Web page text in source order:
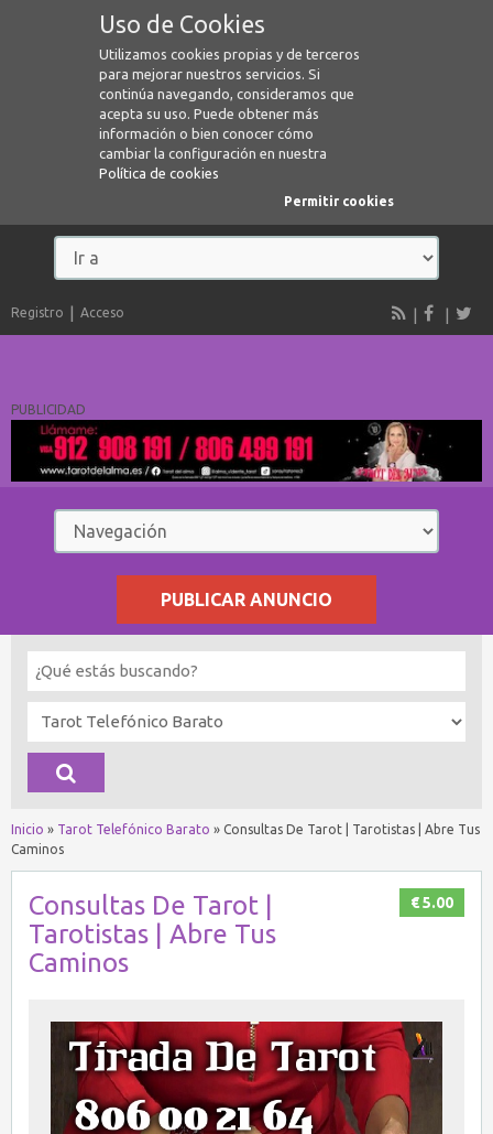
Uso de Cookies
Utilizamos cookies propias y de terceros
para mejorar nuestros servicios. Si
continúa navegando, consideramos que
acepta su uso. Puede obtener más
información o bien conocer cómo
cambiar la configuración en nuestra
Política de cookies
Permitir cookies
Registro Acceso
PUBLICIDAD
PUBLICAR ANUNCIO
Inicio » Tarot Telefónico Barato » Consultas De Tarot | Tarotistas | Abre Tus
Caminos
€ 5.00
Consultas De Tarot |
Tarotistas | Abre Tus
Caminos